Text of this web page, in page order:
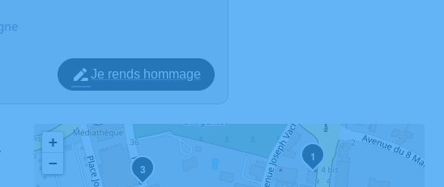
Je rends hommage
1
3
+
−